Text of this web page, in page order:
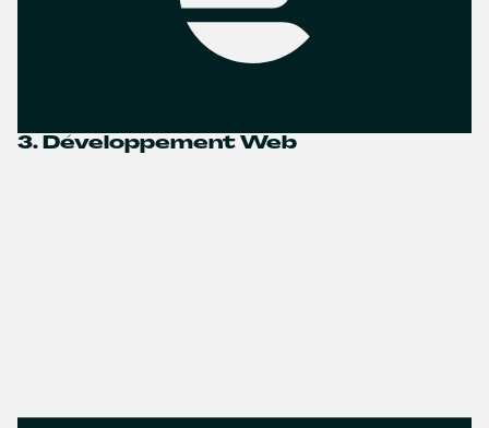
3. Développement Web